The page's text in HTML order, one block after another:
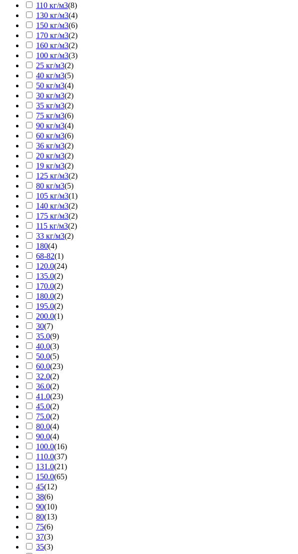
110 кг/м3(8)
130 кг/м3(4)
150 кг/м3(6)
170 кг/м3(2)
160 кг/м3(2)
100 кг/м3(3)
25 кг/м3(2)
40 кг/м3(5)
50 кг/м3(4)
30 кг/м3(2)
35 кг/м3(2)
75 кг/м3(6)
90 кг/м3(4)
60 кг/м3(6)
36 кг/м3(2)
20 кг/м3(2)
19 кг/м3(2)
125 кг/м3(2)
80 кг/м3(5)
105 кг/м3(1)
140 кг/м3(2)
175 кг/м3(2)
115 кг/м3(2)
33 кг/м3(2)
180(4)
68-82(1)
120.0(24)
135.0(2)
170.0(2)
180.0(2)
195.0(2)
200.0(1)
30(7)
35.0(9)
40.0(3)
50.0(5)
60.0(23)
32.0(2)
36.0(2)
41.0(23)
45.0(2)
75.0(2)
80.0(4)
90.0(4)
100.0(16)
110.0(37)
131.0(21)
150.0(65)
45(12)
38(6)
90(10)
80(13)
75(6)
37(3)
35(3)